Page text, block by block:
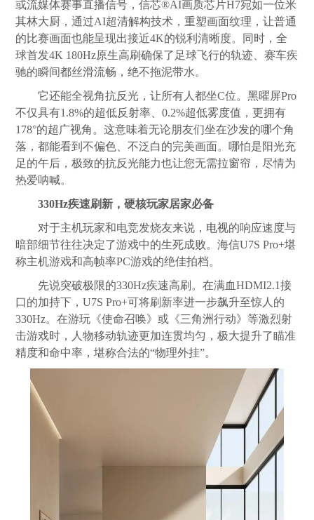
或流媒体赛事直播信号，信芯®AI画质芯片H7宛如一位米
其林大厨，通过AI超清解构技术，重塑画面纹理，让普通
的比赛画面也能呈现出接近4K的锐利清晰度。同时，全
球首发4K 180Hz原生高刷确保了足球飞行的轨迹、赛车疾
驰的瞬间都丝滑流畅，绝不拖泥带水。
它还能全视角抗反光，让所有人都坐C位。黑曜屏Pro
不仅具有1.8%的超低反射率、0.2%超低雾度值，更拥有
178°的超广视角。这意味着无论朋友们坐在沙发的哪个角
落，都能看到不偏色、不泛白的完美画面。哪怕是阳光充
足的午后，极致的抗反光能力也让您无需拉窗帘，尽情为
热爱呐喊。
330Hz疾速刷新，硬核玩家居家必备
对于主机玩家和电竞发烧友来说， 电视的响应速度与
暗部细节往往决定了游戏中的生死成败。海信U7S Pro+堪
称主机游戏和高帧率PC游戏的绝佳拍档。
先说突破极限的330Hz疾速高刷。在满血HDMI2.1接
口的加持下，U7S Pro+可将刷新率进一步飙升至惊人的
330Hz。在游玩《使命召唤》或《三角洲行动》等激烈射
击游戏时，人物移动轨迹更加连贯均匀，极大提升了瞄准
精度和命中率，堪称合法的“物理外挂”。